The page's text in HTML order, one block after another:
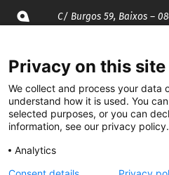
C/ Burgos 59, Baixos –
935 120 481
@CGTCatalunya
cgtcatalunya
Privacy on this site
We collect and process your data
understand how it is used. You
selected purposes, or you can
information, see our privacy policy.
Analytics